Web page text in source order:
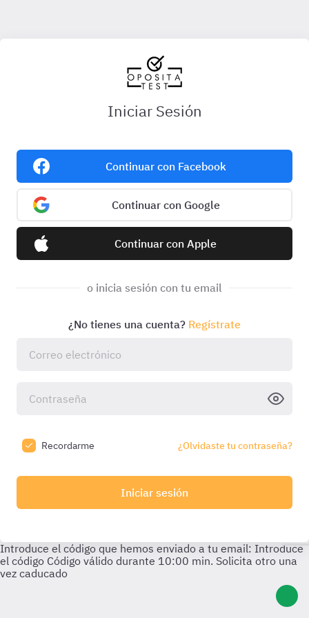
Iniciar Sesión
Continuar con Facebook
Continuar con Google
Continuar con Apple
o inicia sesión con tu email
¿No tienes una cuenta? Regístrate
Recordarme ¿Olvidaste tu contraseña?
Iniciar sesión
Introduce el código que hemos enviado a tu email: Introduce
el código Código válido durante 10:00 min. Solicita otro una
vez caducado